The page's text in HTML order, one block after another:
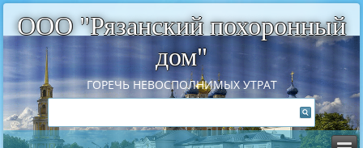
ООО "Рязанский похоронный
дом"
ГОРЕЧЬ НЕВОСПОЛНИМЫХ УТРАТ